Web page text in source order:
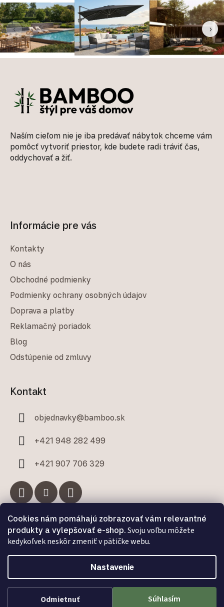
Cookies nám pomáhajú zobrazovať vám relevantné
produkty a vylepšovať e-shop. Svoju voľbu môžete
kedykoľvek neskôr zmeniť v pätičke webu.
Nastavenie
Odmietnuť Súhlasím
‹ ›
Naším cieľom nie je iba predávať nábytok chceme vám
pomôcť vytvoriť priestor, kde budete radi tráviť čas,
oddychovať a žiť.
Informácie pre vás
Kontakty
O nás
Obchodné podmienky
Podmienky ochrany osobných údajov
Doprava a platby
Reklamačný poriadok
Blog
Odstúpenie od zmluvy
Kontakt
objednavky@bamboo.sk
+421 948 282 499
+421 907 706 329
Facebook
Vytvoril Shoptet Premium a Adatelier
Copyright 2026Bamboo.sk . Všetky práva vyhradené.